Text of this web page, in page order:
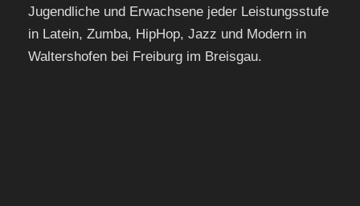
Jugendliche und Erwachsene jeder Leistungsstufe
in Latein, Zumba, HipHop, Jazz und Modern in
Waltershofen bei Freiburg im Breisgau.